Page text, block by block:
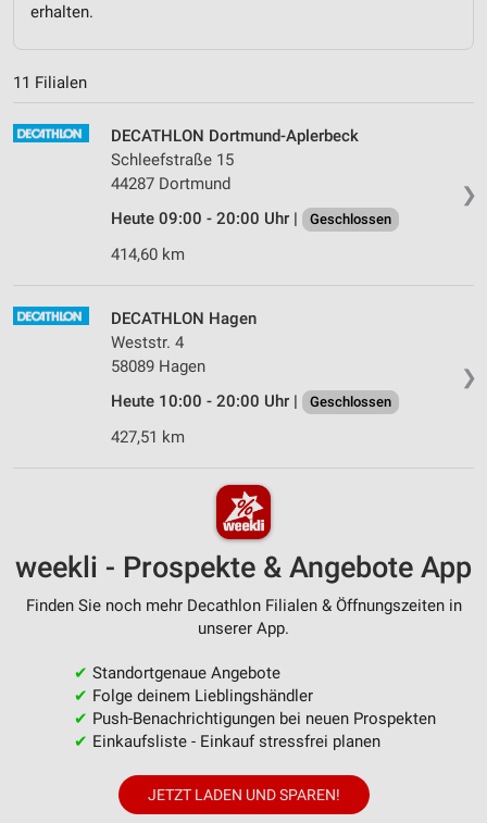
erhalten.
11 Filialen
❯
DECATHLON Dortmund-Aplerbeck
Schleefstraße 15
44287 Dortmund
Heute 09:00 - 20:00 Uhr |
Geschlossen
414,60 km
❯
DECATHLON Hagen
Weststr. 4
58089 Hagen
Heute 10:00 - 20:00 Uhr |
Geschlossen
427,51 km
weekli - Prospekte & Angebote App
Finden Sie noch mehr Decathlon Filialen & Öffnungszeiten in
unserer App.
✔ Standortgenaue Angebote
✔ Folge deinem Lieblingshändler
✔ Push-Benachrichtigungen bei neuen Prospekten
✔ Einkaufsliste - Einkauf stressfrei planen
JETZT LADEN UND SPAREN!